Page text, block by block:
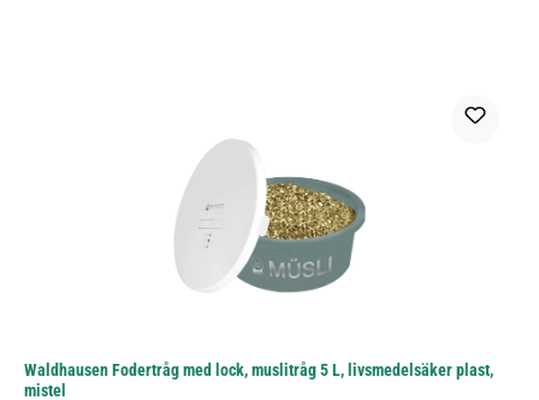
Waldhausen Fodertråg med lock, muslitråg 5 L, livsmedelsäker plast,
mistel